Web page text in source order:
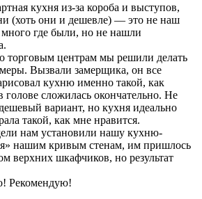
кухня из-за короба и выступов,
(хоть они и дешевле) — это не наш
где были, но не нашли
торговым центрам мы решили делать
Вызвали замерщика, он все
кухню именно такой, как
голове сложилась окончательно. Не
вариант, но кухня идеально
такой, как мне нравится.
нам установили нашу кухню-
нашим кривым стенам, им пришлось
верхних шкафчиков, но результат
Рекомендую!